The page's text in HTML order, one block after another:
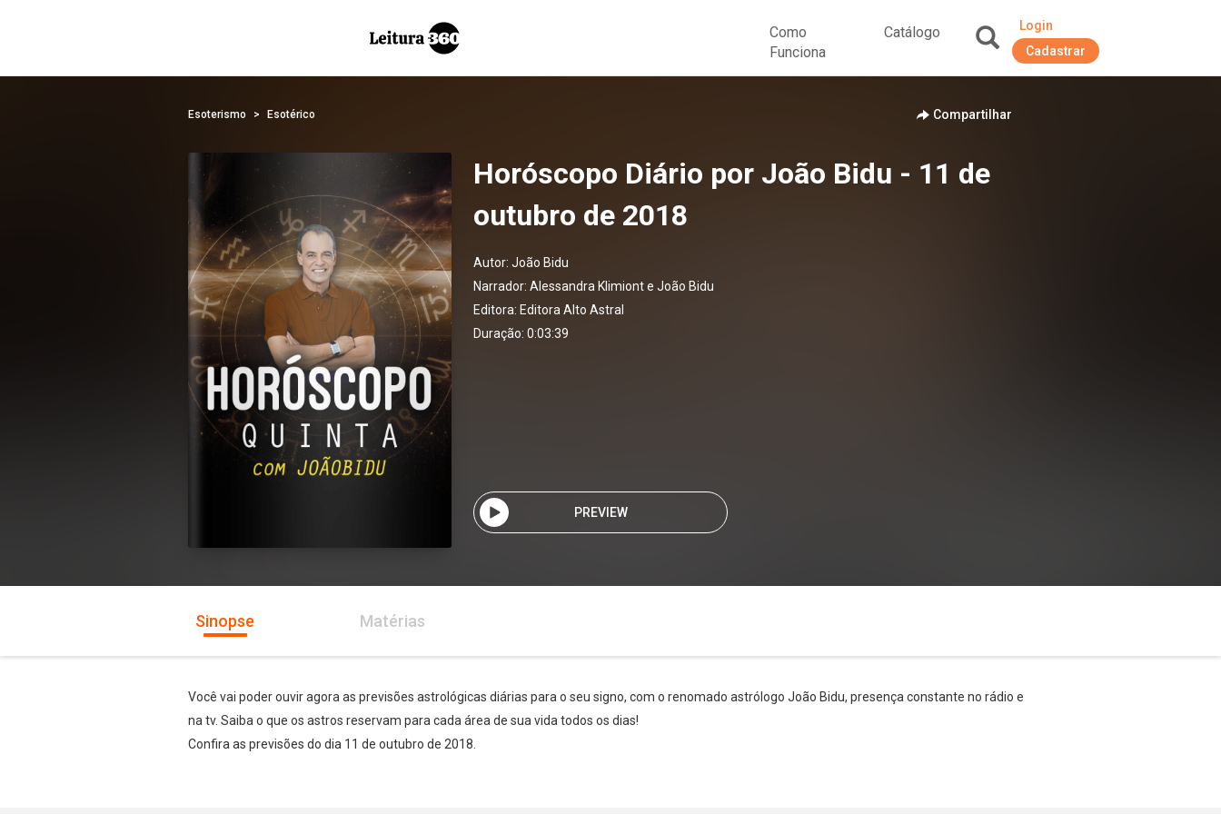
Como
Funciona
Catálogo
Login
Cadastrar
Esoterismo Esotérico Compartilhar
Horóscopo Diário por João Bidu - 11 de
outubro de 2018
Autor: João Bidu
Narrador: Alessandra Klimiont e João Bidu
Editora: Editora Alto Astral
Duração: 0:03:39
PREVIEW
Sinopse Matérias
Você vai poder ouvir agora as previsões astrológicas diárias para o seu signo, com o renomado astrólogo João Bidu, presença constante no rádio e
na tv. Saiba o que os astros reservam para cada área de sua vida todos os dias!
Confira as previsões do dia 11 de outubro de 2018.
Whatsapp Facebook